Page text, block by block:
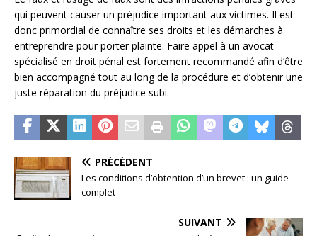
qui peuvent causer un préjudice important aux victimes. Il est
donc primordial de connaître ses droits et les démarches à
entreprendre pour porter plainte. Faire appel à un avocat
spécialisé en droit pénal est fortement recommandé afin d’être
bien accompagné tout au long de la procédure et d’obtenir une
juste réparation du préjudice subi.
PRÉCÉDENT
Les conditions d’obtention d’un brevet : un guide
complet
SUIVANT